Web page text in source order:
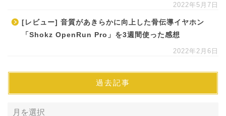
2022年5月7日
[レビュー] 音質があきらかに向上した骨伝導イヤホン
「Shokz OpenRun Pro」を3週間使った感想
2022年2月6日
過去記事